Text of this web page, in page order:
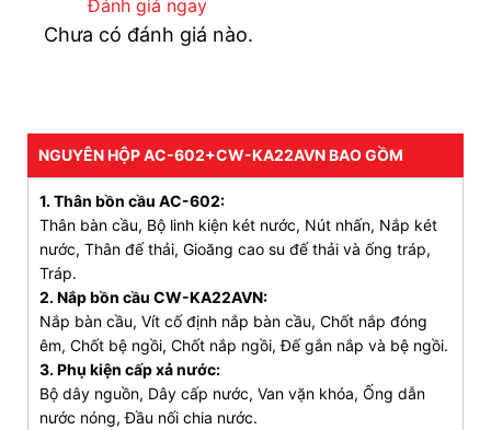
Thiết kế vành rim trơn láng, không góc khuất, kết
Hai vòi phun riêng biệt, tự động vệ sinh trước và
sau tiện lợi, đáp ứng nhu cầu cá nhân;
Chế độ rửa thường, rửa massage và phun rửa
phụ nữ;
6 mức nhiệt độ linh hoạt từ 32°C đến 40°C, tùy
chỉnh theo sở thích;
Với 6 mức nhiệt độ từ 28°C – 40°C đáp ứng mọi
nhu cầu;
Sấy ấm dịu nhẹ với 3 mức điều chỉnh nhiệt độ
Đánh giá ngay
Chưa có đánh giá nào.
NGUYÊN HỘP AC-602+CW-KA22AVN BAO GỒM
1. Thân bồn cầu AC-602:
Thân bàn cầu, Bộ linh kiện két nước, Nút nhấn, Nắp két
nước, Thân đế thải, Gioăng cao su đế thải và ống tráp,
Tráp.
2. Nắp bồn cầu CW-KA22AVN:
Nắp bàn cầu, Vít cố định nắp bàn cầu, Chốt nắp đóng
êm, Chốt bệ ngồi, Chốt nắp ngồi, Đế gắn nắp và bệ ngồi.
3. Phụ kiện cấp xả nước:
Bộ dây nguồn, Dây cấp nước, Van vặn khóa, Ống dẫn
nước nóng, Đầu nối chia nước.